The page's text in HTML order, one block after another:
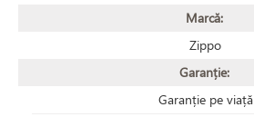
Marcă:
Zippo
Garanție:
Garanție pe viață